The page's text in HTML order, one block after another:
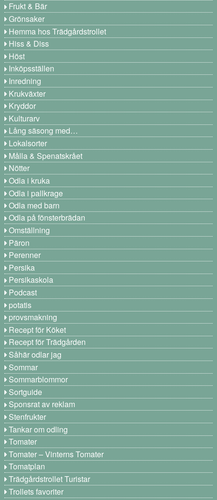
Frukt & Bär
Grönsaker
Hemma hos Trädgårdstrollet
Hiss & Diss
Höst
Inköpsställen
Inredning
Krukväxter
Kryddor
Kulturarv
Lång säsong med…
Lokalsorter
Målla & Spenatskrået
Nötter
Odla i kruka
Odla i pallkrage
Odla med barn
Odla på fönsterbrädan
Omställning
Päron
Perenner
Persika
Persikaskola
Podcast
potatis
provsmakning
Recept för Köket
Recept för Trädgården
Såhär odlar jag
Sommar
Sommarblommor
Sortguide
Sponsrat av reklam
Stenfrukter
Tankar om odling
Tomater
Tomater – Vinterns Tomater
Tomatplan
Trädgårdstrollet Turistar
Trollets favoriter